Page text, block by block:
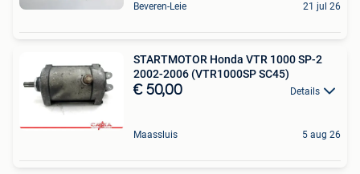
Beveren-Leie 21 jul 26
STARTMOTOR Honda VTR 1000 SP-2
2002-2006 (VTR1000SP SC45)
€ 50,00 Details
Maassluis 5 aug 26